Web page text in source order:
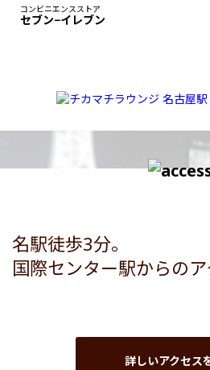
コンビニエンスストア
セブン−イレブン
名駅徒歩3分。
国際センター駅からの
詳しいアクセス